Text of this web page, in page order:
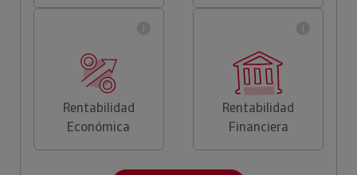
Rentabilidad
Económica
Rentabilidad
Financiera